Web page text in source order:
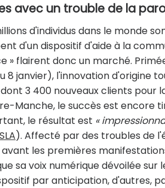
avec un trouble de la
d'individus dans le monde
d'un dispositif d'aide à la
» flairent donc un marché.
8 janvier), l'innovation d'origine
3 400 nouveaux clients pour
Manche, le succès est encore
le résultat est «
SLA). Affecté par des troubles de
les premières
sa voix numérique dévoilée sur
par anticipation, d'autres,